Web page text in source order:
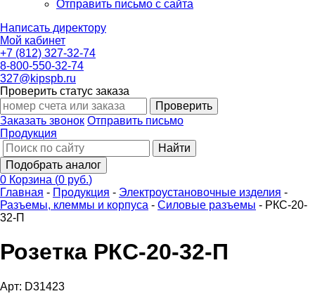
Отправить письмо с сайта
Написать директору
Мой кабинет
+7 (812) 327-32-74
8-800-550-32-74
327@kipspb.ru
Проверить статус заказа
Проверить
Заказать звонок Отправить письмо
Продукция
Найти
Подобрать аналог
0 Корзина (0 руб.)
Главная - Продукция - Электроустановочные изделия -
Разъемы, клеммы и корпуса - Силовые разъемы - РКС-20-
32-П
Розетка РКС-20-32-П
Арт: D31423